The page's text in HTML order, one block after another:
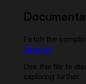
Fetch the
/llms.txt
Use this file to
exploring further.